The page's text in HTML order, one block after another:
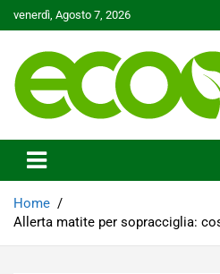
to
venerdì, Agosto 7, 2026
Ecoo.it
Home
Allerta matite per sopracciglia: